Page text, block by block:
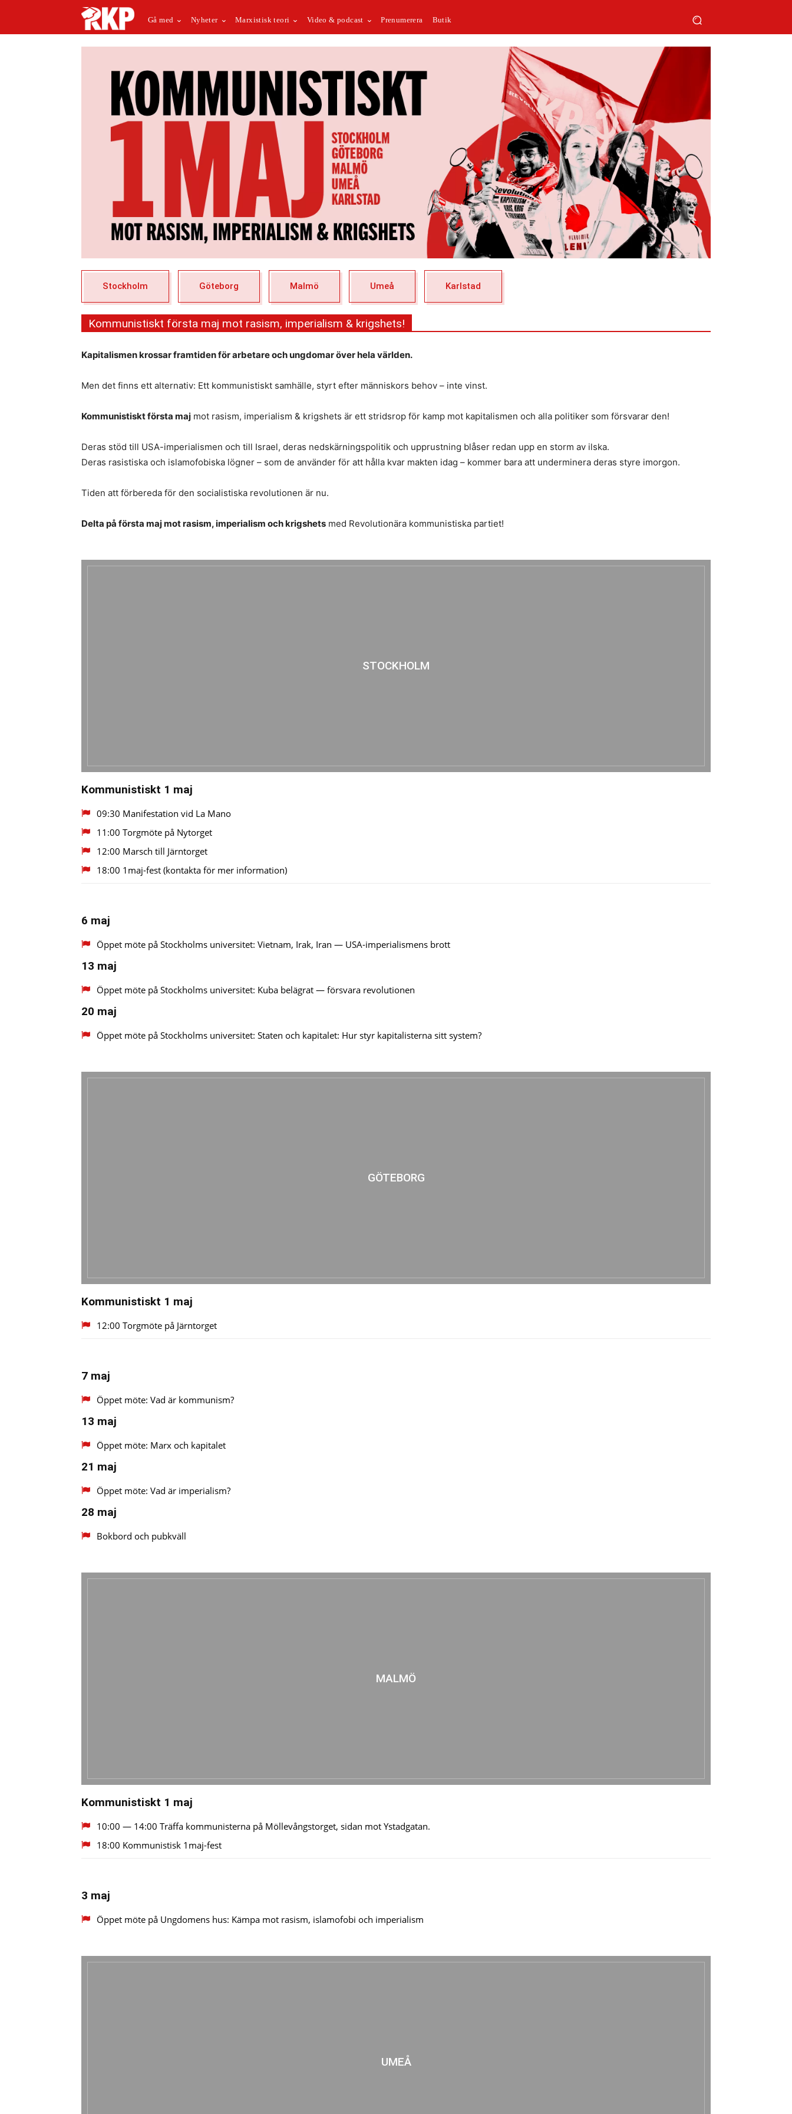
Gå med Nyheter Marxistisk teori Video & podcast Prenumerera Butik
Stockholm Göteborg Malmö Umeå Karlstad
Kommunistiskt första maj mot rasism, imperialism & krigshets!
Kapitalismen krossar framtiden för arbetare och ungdomar över hela världen.
Men det finns ett alternativ: Ett kommunistiskt samhälle, styrt efter människors behov – inte vinst.
Kommunistiskt första maj mot rasism, imperialism & krigshets är ett stridsrop för kamp mot kapitalismen och alla politiker som försvarar den!
Deras stöd till USA-imperialismen och till Israel, deras nedskärningspolitik och upprustning blåser redan upp en storm av ilska.
Deras rasistiska och islamofobiska lögner – som de använder för att hålla kvar makten idag – kommer bara att underminera deras styre imorgon.
Tiden att förbereda för den socialistiska revolutionen är nu.
Delta på första maj mot rasism, imperialism och krigshets med Revolutionära kommunistiska partiet!
STOCKHOLM
Kommunistiskt 1 maj
09:30 Manifestation vid La Mano
11:00 Torgmöte på Nytorget
12:00 Marsch till Järntorget
18:00 1maj-fest (kontakta för mer information)
6 maj
Öppet möte på Stockholms universitet: Vietnam, Irak, Iran — USA-imperialismens brott
13 maj
Öppet möte på Stockholms universitet: Kuba belägrat — försvara revolutionen
20 maj
Öppet möte på Stockholms universitet: Staten och kapitalet: Hur styr kapitalisterna sitt system?
GÖTEBORG
Kommunistiskt 1 maj
12:00 Torgmöte på Järntorget
7 maj
Öppet möte: Vad är kommunism?
13 maj
Öppet möte: Marx och kapitalet
21 maj
Öppet möte: Vad är imperialism?
28 maj
Bokbord och pubkväll
MALMÖ
Kommunistiskt 1 maj
10:00 — 14:00 Träffa kommunisterna på Möllevångstorget, sidan mot Ystadgatan.
18:00 Kommunistisk 1maj-fest
3 maj
Öppet möte på Ungdomens hus: Kämpa mot rasism, islamofobi och imperialism
UMEÅ